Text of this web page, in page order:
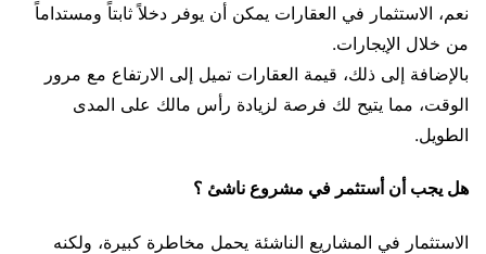
نعم، الاستثمار في العقارات يمكن أن يوفر دخلاً ثابتاً ومستداماً
من خلال الإيجارات.
بالإضافة إلى ذلك، قيمة العقارات تميل إلى الارتفاع مع مرور
الوقت، مما يتيح لك فرصة لزيادة رأس مالك على المدى
الطويل.
هل يجب أن أستثمر في مشروع ناشئ ؟
الاستثمار في المشاريع الناشئة يحمل مخاطرة كبيرة، ولكنه